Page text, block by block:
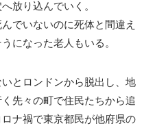
放り込んでいく。
でいないのに死体と間違え
になった老人もいる。
とロンドンから脱出し、地
先々の町で住民たちから追
ナ禍で東京都民が他府県の